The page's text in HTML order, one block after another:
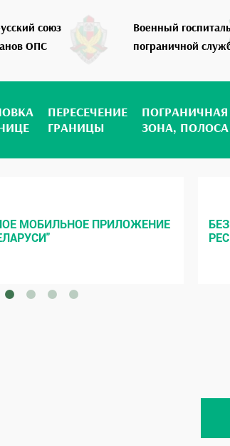
союз
ОПС
Военный
пограничной
ПЕРЕСЕЧЕНИЕ
ГРАНИЦЫ
ПОГРАНИЧНАЯ
ЗОНА, ПОЛОСА
МОБИЛЬНОЕ ПРИЛОЖЕНИЕ